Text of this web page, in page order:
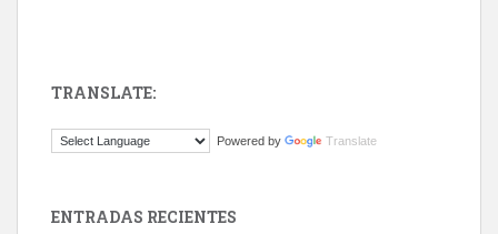
El ayuntamiento se va a llevar a Los Gatos callejeros de la zona los
TRANSLATE:
Powered by Translate
ENTRADAS RECIENTES